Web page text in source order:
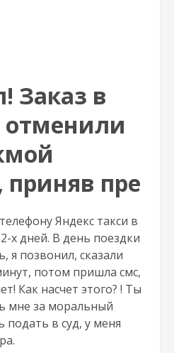
Заказ в
отменили
приняв пре
Яндекс такси в
х дней. В день поездки
я позвонил, сказали
потом пришла смс,
Как насчет этого? ! Ты
мне за моральный
подать в суд, у меня